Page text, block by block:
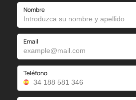
Nombre
Email
Teléfono